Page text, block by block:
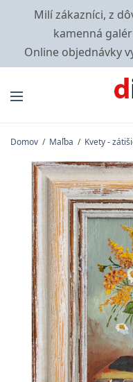
Milí zákazníci, z
kamenná
Online objednávky
Domov / Maľba / Kvety -